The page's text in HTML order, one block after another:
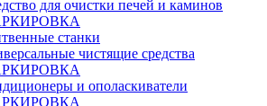
для очистки печей и каминов
станки
чистящие средства
и ополаскиватели